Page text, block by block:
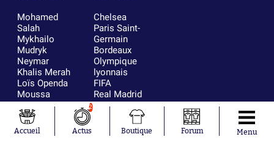
Mohamed
Salah
Mykhailo
Mudryk
Neymar
Khalis Merah
Loïs Openda
Moussa
Niakhaté
Nicolás
Tagliafico
Pavel Šulc
Chelsea
Paris Saint-
Germain
Bordeaux
Olympique
lyonnais
FIFA
Real Madrid
RC Strasbourg
AC Milan
RC Lens
Accueil
2
Actus Boutique Forum Menu